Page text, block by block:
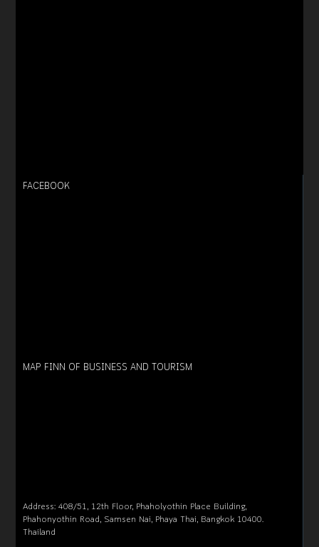
FACEBOOK
MAP FINN OF BUSINESS AND TOURISM
Address: 408/51, 12th Floor, Phaholyothin Place Building,
Phahonyothin Road, Samsen Nai, Phaya Thai, Bangkok 10400.
Thailand